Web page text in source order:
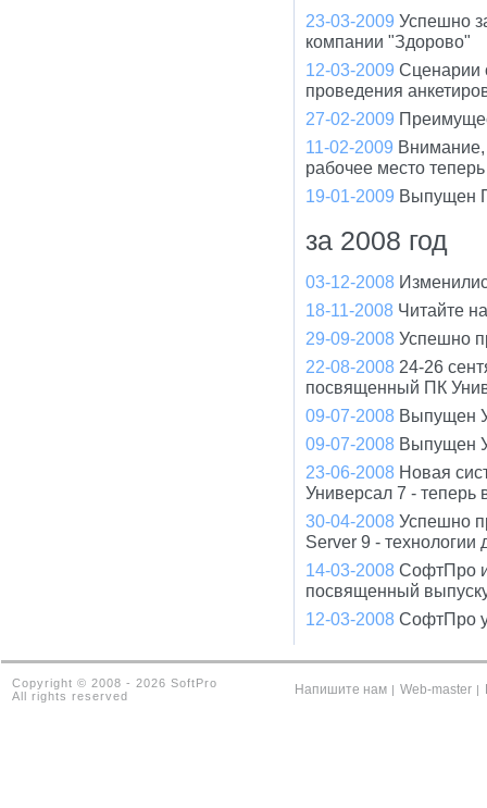
23-03-2009 Успешно
компании "Здорово"
12-03-2009 Сценарии
проведения
27-02-2009
11-02-2009 Внимание,
рабочее место
19-01-2009 Выпущен
за 2008 год
03-12-2008
18-11-2008 Читайте
29-09-2008 Успешно
22-08-2008 24-26
посвященный ПК
09-07-2008 Выпущен
09-07-2008 Выпущен
23-06-2008 Новая
Универсал 7 - теперь
30-04-2008 Успешно
Server 9 -
14-03-2008 СофтПро
посвященный
12-03-2008 СофтПро
Copyright © 2008 - 2026 SoftPro
All rights reserved
Напишите нам| Web-master|